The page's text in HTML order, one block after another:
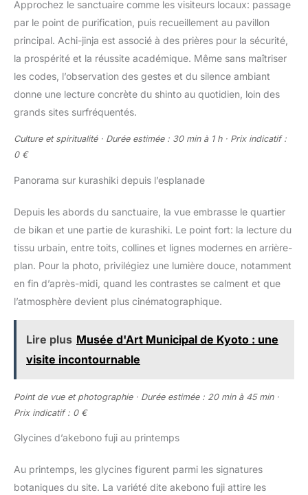
Approchez le sanctuaire comme les visiteurs locaux: passage
par le point de purification, puis recueillement au pavillon
principal. Achi-jinja est associé à des prières pour la sécurité,
la prospérité et la réussite académique. Même sans maîtriser
les codes, l’observation des gestes et du silence ambiant
donne une lecture concrète du shinto au quotidien, loin des
grands sites surfréquentés.
Culture et spiritualité · Durée estimée : 30 min à 1 h · Prix indicatif :
0 €
Panorama sur kurashiki depuis l’esplanade
Depuis les abords du sanctuaire, la vue embrasse le quartier
de bikan et une partie de kurashiki. Le point fort: la lecture du
tissu urbain, entre toits, collines et lignes modernes en arrière-
plan. Pour la photo, privilégiez une lumière douce, notamment
en fin d’après-midi, quand les contrastes se calment et que
l’atmosphère devient plus cinématographique.
Lire plus Musée d'Art Municipal de Kyoto : une
visite incontournable
Point de vue et photographie · Durée estimée : 20 min à 45 min ·
Prix indicatif : 0 €
Glycines d’akebono fuji au printemps
Au printemps, les glycines figurent parmi les signatures
botaniques du site. La variété dite akebono fuji attire les